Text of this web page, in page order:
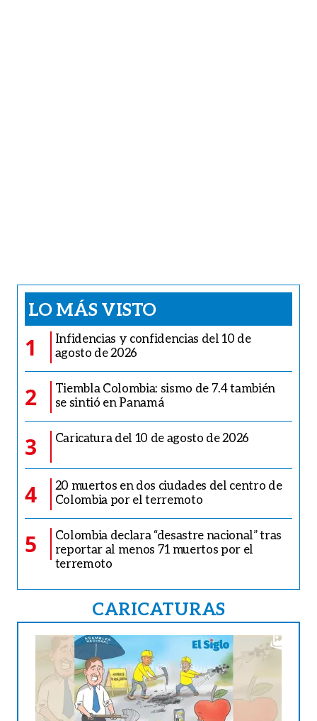
LO MÁS VISTO
1
Infidencias y confidencias del 10 de
agosto de 2026
2
Tiembla Colombia: sismo de 7.4 también
se sintió en Panamá
3 Caricatura del 10 de agosto de 2026
4
20 muertos en dos ciudades del centro de
Colombia por el terremoto
5
Colombia declara “desastre nacional” tras
reportar al menos 71 muertos por el
terremoto
CARICATURAS